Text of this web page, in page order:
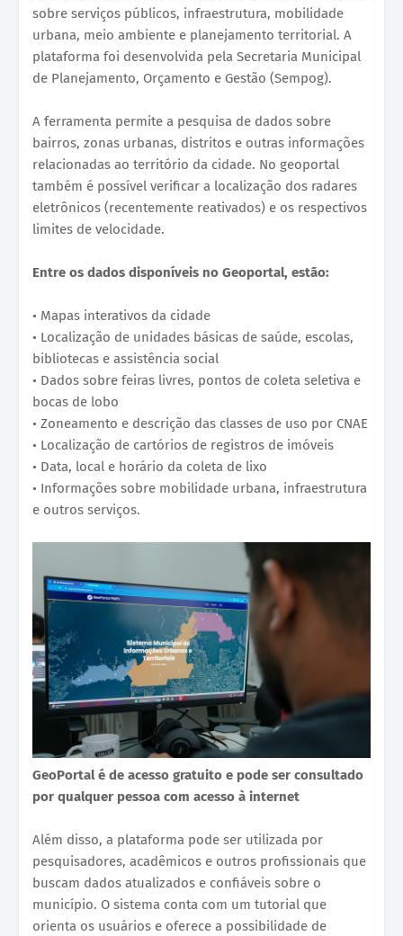
sobre serviços públicos, infraestrutura, mobilidade
urbana, meio ambiente e planejamento territorial. A
plataforma foi desenvolvida pela Secretaria Municipal
de Planejamento, Orçamento e Gestão (Sempog).
A ferramenta permite a pesquisa de dados sobre
bairros, zonas urbanas, distritos e outras informações
relacionadas ao território da cidade. No geoportal
também é possível verificar a localização dos radares
eletrônicos (recentemente reativados) e os respectivos
limites de velocidade.
Entre os dados disponíveis no Geoportal, estão:
• Mapas interativos da cidade
• Localização de unidades básicas de saúde, escolas,
bibliotecas e assistência social
• Dados sobre feiras livres, pontos de coleta seletiva e
bocas de lobo
• Zoneamento e descrição das classes de uso por CNAE
• Localização de cartórios de registros de imóveis
• Data, local e horário da coleta de lixo
• Informações sobre mobilidade urbana, infraestrutura
e outros serviços.
GeoPortal é de acesso gratuito e pode ser consultado
por qualquer pessoa com acesso à internet
Além disso, a plataforma pode ser utilizada por
pesquisadores, acadêmicos e outros profissionais que
buscam dados atualizados e confiáveis sobre o
município. O sistema conta com um tutorial que
orienta os usuários e oferece a possibilidade de